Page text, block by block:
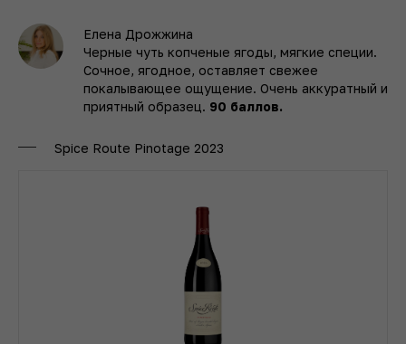
Елена Дрожжина
Черные чуть копченые ягоды, мягкие специи.
Сочное, ягодное, оставляет свежее
покалывающее ощущение. Очень аккуратный и
приятный образец. 90 баллов.
Spice Route Pinotage 2023